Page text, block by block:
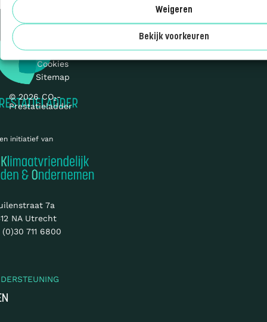
Weigeren
Bekijk voorkeuren
initiatief van
7a
NA Utrecht
(0)30 711 6800
© 2026 CO₂-
Prestatieladder
Privacy
Cookies
Sitemap
Over ons